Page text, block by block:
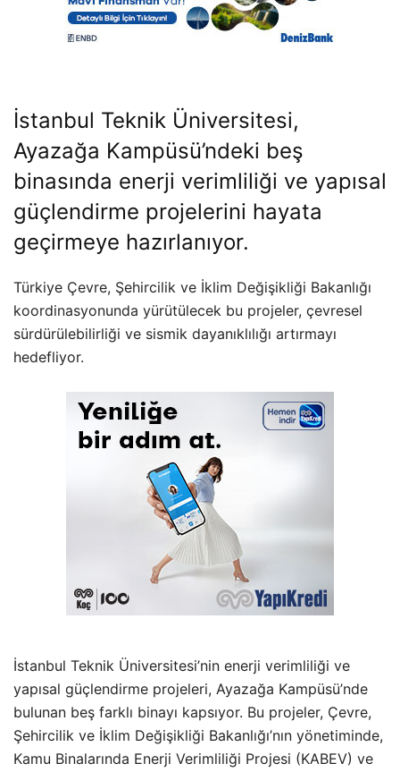
İstanbul Teknik Üniversitesi,
Ayazağa Kampüsü’ndeki beş
binasında enerji verimliliği ve yapısal
güçlendirme projelerini hayata
geçirmeye hazırlanıyor.
Türkiye Çevre, Şehircilik ve İklim Değişikliği Bakanlığı
koordinasyonunda yürütülecek bu projeler, çevresel
sürdürülebilirliği ve sismik dayanıklılığı artırmayı
hedefliyor.
İstanbul Teknik Üniversitesi’nin enerji verimliliği ve
yapısal güçlendirme projeleri, Ayazağa Kampüsü’nde
bulunan beş farklı binayı kapsıyor. Bu projeler, Çevre,
Şehircilik ve İklim Değişikliği Bakanlığı’nın yönetiminde,
Kamu Binalarında Enerji Verimliliği Projesi (KABEV) ve